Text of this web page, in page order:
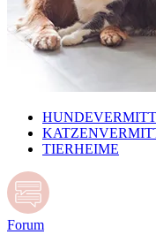
TIERHEIME
Forum